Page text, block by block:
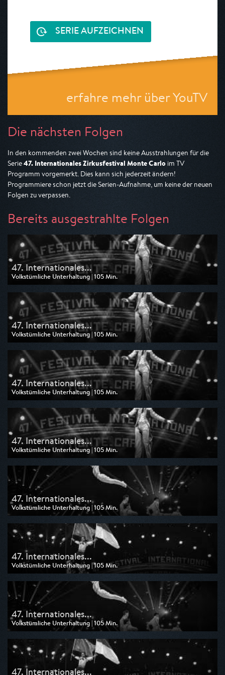
SERIE AUFZEICHNEN
erfahre mehr über YouTV
Die nächsten Folgen
In den kommenden zwei Wochen sind keine Ausstrahlungen für die
Serie47. Internationales Zirkusfestival Monte Carlo im TV
Programm vorgemerkt. Dies kann sich jederzeit ändern!
Programmiere schon jetzt die Serien-Aufnahme, um keine der neuen
Folgen zu verpassen.
Bereits ausgestrahlte Folgen
47. Internationales...
Volkstümliche Unterhaltung | 105 Min.
Ausgestrahlt von SR Fernsehen
am 25.05.2026, 10:30
47. Internationales...
Volkstümliche Unterhaltung | 105 Min.
Ausgestrahlt von SWR
am 25.05.2026, 10:30
47. Internationales...
Volkstümliche Unterhaltung | 105 Min.
Ausgestrahlt von SWR
am 24.05.2026, 20:15
47. Internationales...
Volkstümliche Unterhaltung | 105 Min.
Ausgestrahlt von SR Fernsehen
am 24.05.2026, 20:15
47. Internationales...
Volkstümliche Unterhaltung | 105 Min.
Ausgestrahlt von SWR
am 29.12.2025, 01:20
47. Internationales...
Volkstümliche Unterhaltung | 105 Min.
Ausgestrahlt von SR Fernsehen
am 29.12.2025, 01:20
47. Internationales...
Volkstümliche Unterhaltung | 105 Min.
Ausgestrahlt von SWR
am 28.12.2025, 20:15
47. Internationales...